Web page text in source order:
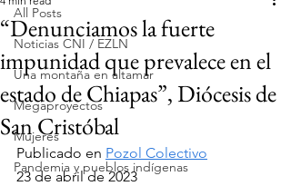
All Posts
Noticias CNI / EZLN
Una montaña en altamar
Megaproyectos
Mujeres
Pandemia y pueblos indígenas
“Denunciamos la fuerte
impunidad que prevalece en el
estado de Chiapas”, Diócesis de
San Cristóbal
Publicado en Pozol Colectivo
23 de abril de 2023